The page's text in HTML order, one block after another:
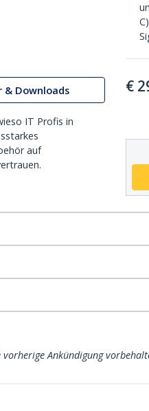
& Downloads
IT Profis in
auf
€
Ankündigung